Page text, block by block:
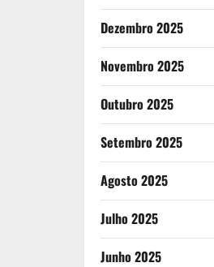
Dezembro 2025
Novembro 2025
Outubro 2025
Setembro 2025
Agosto 2025
Julho 2025
Junho 2025